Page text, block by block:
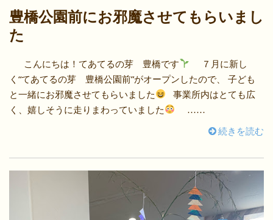
豊橋公園前にお邪魔させてもらいまし
た
こんにちは！てあてるの芽 豊橋です
７月に新し
く“てあてるの芽 豊橋公園前”がオープンしたので、 子ども
と一緒にお邪魔させてもらいました
事業所内はとても広
く、嬉しそうに走りまわっていました
……
続きを読む